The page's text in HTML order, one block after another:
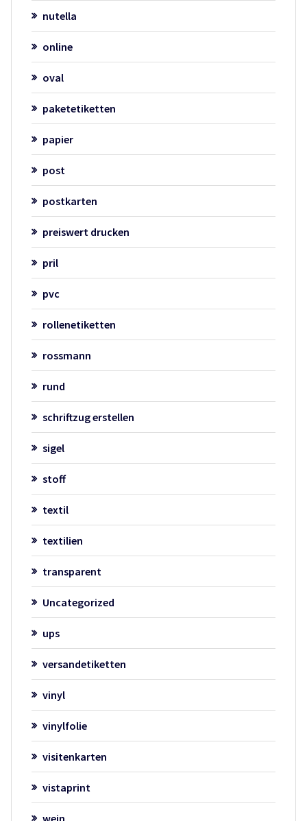
nutella
online
oval
paketetiketten
papier
post
postkarten
preiswert drucken
pril
pvc
rollenetiketten
rossmann
rund
schriftzug erstellen
sigel
stoff
textil
textilien
transparent
Uncategorized
ups
versandetiketten
vinyl
vinylfolie
visitenkarten
vistaprint
wein